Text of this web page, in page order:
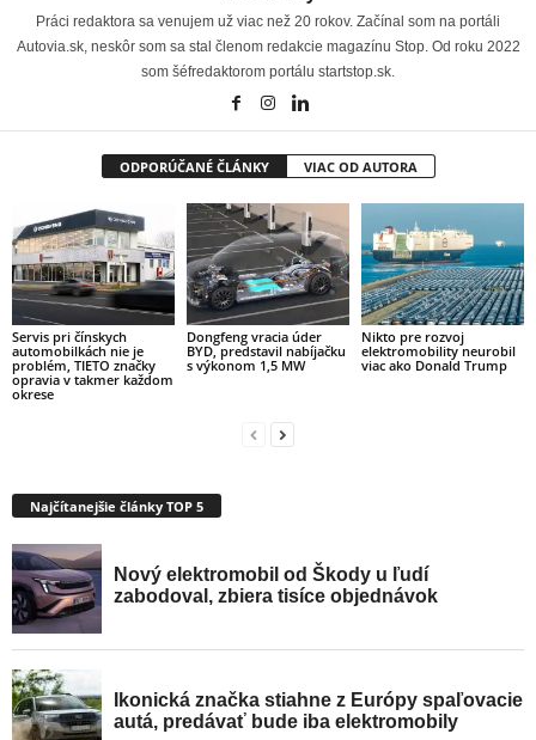
Práci redaktora sa venujem už viac než 20 rokov. Začínal som na portáli
Autovia.sk, neskôr som sa stal členom redakcie magazínu Stop. Od roku 2022
som šéfredaktorom portálu startstop.sk.
ODPORÚČANÉ ČLÁNKY VIAC OD AUTORA
Servis pri čínskych
automobilkách nie je
problém, TIETO značky
opravia v takmer každom
okrese
Dongfeng vracia úder
BYD, predstavil nabíjačku
s výkonom 1,5 MW
Nikto pre rozvoj
elektromobility neurobil
viac ako Donald Trump
Najčítanejšie články TOP 5